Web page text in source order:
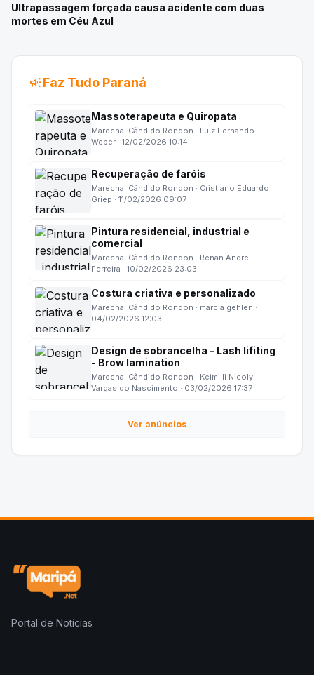
Ultrapassagem forçada causa acidente com duas
mortes em Céu Azul
campaignFaz Tudo Paraná
Massoterapeuta e Quiropata
Marechal Cândido Rondon · Luiz Fernando
Weber · 12/02/2026 10:14
Recuperação de faróis
Marechal Cândido Rondon · Cristiano Eduardo
Griep · 11/02/2026 09:07
Pintura residencial, industrial e
comercial
Marechal Cândido Rondon · Renan Andrei
Ferreira · 10/02/2026 23:03
Costura criativa e personalizado
Marechal Cândido Rondon · marcia gehlen ·
04/02/2026 12:03
Design de sobrancelha - Lash lifiting
- Brow lamination
Marechal Cândido Rondon · Keimilli Nicoly
Vargas do Nascimento · 03/02/2026 17:37
Ver anúncios
Portal de Notícias